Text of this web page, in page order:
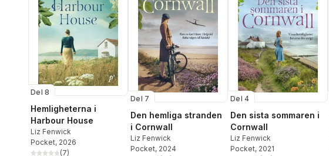
Del 8
Hemligheterna i
Harbour House
Liz Fenwick
Pocket, 2026
(7)
Del 7
Den hemliga stranden
i Cornwall
Liz Fenwick
Pocket, 2024
Del 4
Den sista sommaren i
Cornwall
Liz Fenwick
Pocket, 2021